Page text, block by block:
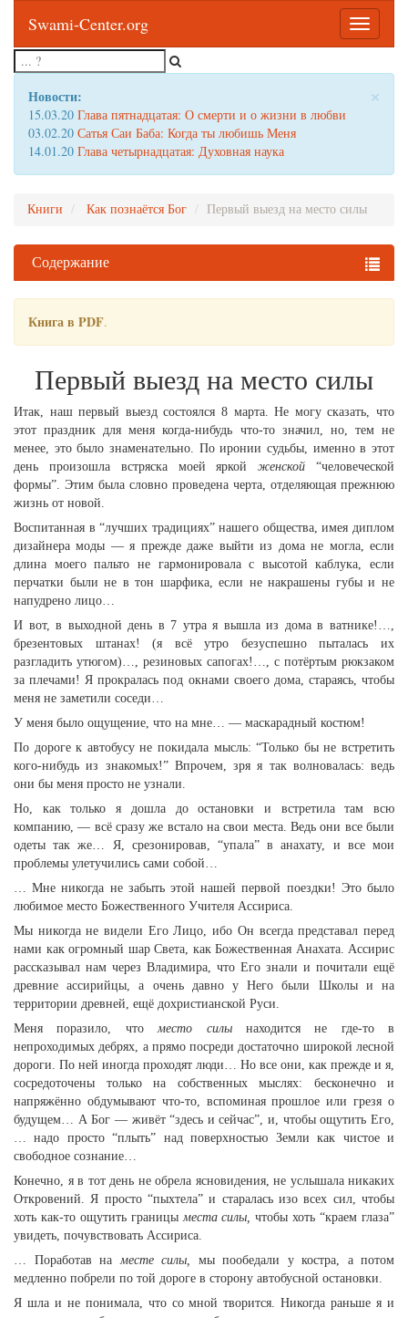
Toggle
Swami-Center.org
×
Новости:
15.03.20 Глава пятнадцатая: О смерти и о жизни в любви
03.02.20 Сатья Саи Баба: Когда ты любишь Меня
14.01.20 Глава четырнадцатая: Духовная наука
Книги Как познаётся Бог Первый выезд на место силы
Содержание
Книга в PDF.
Первый выезд на место силы
Итак, наш первый выезд состоялся 8 марта. Не могу сказать, что
этот праздник для меня когда-нибудь что-то значил, но, тем не
менее, это было знаменательно. По иронии судьбы, именно в этот
день произошла встряска моей яркойженской “человеческой
формы”. Этим была словно проведена черта, отделяющая прежнюю
жизнь от новой.
Воспитанная в “лучших традициях” нашего общества, имея диплом
дизайнера моды — я прежде даже выйти из дома не могла, если
длина моего пальто не гармонировала с высотой каблука, если
перчатки были не в тон шарфика, если не накрашены губы и не
напудрено лицо…
И вот, в выходной день в 7 утра я вышла из дома в ватнике!…,
брезентовых штанах! (я всё утро безуспешно пыталась их
разгладить утюгом)…, резиновых сапогах!…, с потёртым рюкзаком
за плечами! Я прокралась под окнами своего дома, стараясь, чтобы
меня не заметили соседи…
У меня было ощущение, что на мне… — маскарадный костюм!
По дороге к автобусу не покидала мысль: “Только бы не встретить
кого-нибудь из знакомых!” Впрочем, зря я так волновалась: ведь
они бы меня просто не узнали.
Но, как только я дошла до остановки и встретила там всю
компанию, — всё сразу же встало на свои места. Ведь они все были
одеты так же… Я, срезонировав, “упала” в анахату, и все мои
проблемы улетучились сами собой…
… Мне никогда не забыть этой нашей первой поездки! Это было
любимое место Божественного Учителя Ассириса.
Мы никогда не видели Его Лицо, ибо Он всегда представал перед
нами как огромный шар Света, как Божественная Анахата. Ассирис
рассказывал нам через Владимира, что Его знали и почитали ещё
древние ассирийцы, а очень давно у Него были Школы и на
территории древней, ещё дохристианской Руси.
Меня поразило, чтоместо силынаходится не где-то в
непроходимых дебрях, а прямо посреди достаточно широкой лесной
дороги. По ней иногда проходят люди… Но все они, как прежде и я,
сосредоточены только на собственных мыслях: бесконечно и
напряжённо обдумывают что-то, вспоминая прошлое или грезя о
будущем… А Бог — живёт “здесь и сейчас”, и, чтобы ощутить Его,
… надо просто “плыть” над поверхностью Земли как чистое и
свободное сознание…
Конечно, я в тот день не обрела ясновидения, не услышала никаких
Откровений. Я просто “пыхтела” и старалась изо всех сил, чтобы
хоть как-то ощутить границыместа силы, чтобы хоть “краем глаза”
увидеть, почувствовать Ассириса.
… Поработав наместе силы, мы пообедали у костра, а потом
медленно побрели по той дороге в сторону автобусной остановки.
Я шла и не понимала, что со мной творится. Никогда раньше я и